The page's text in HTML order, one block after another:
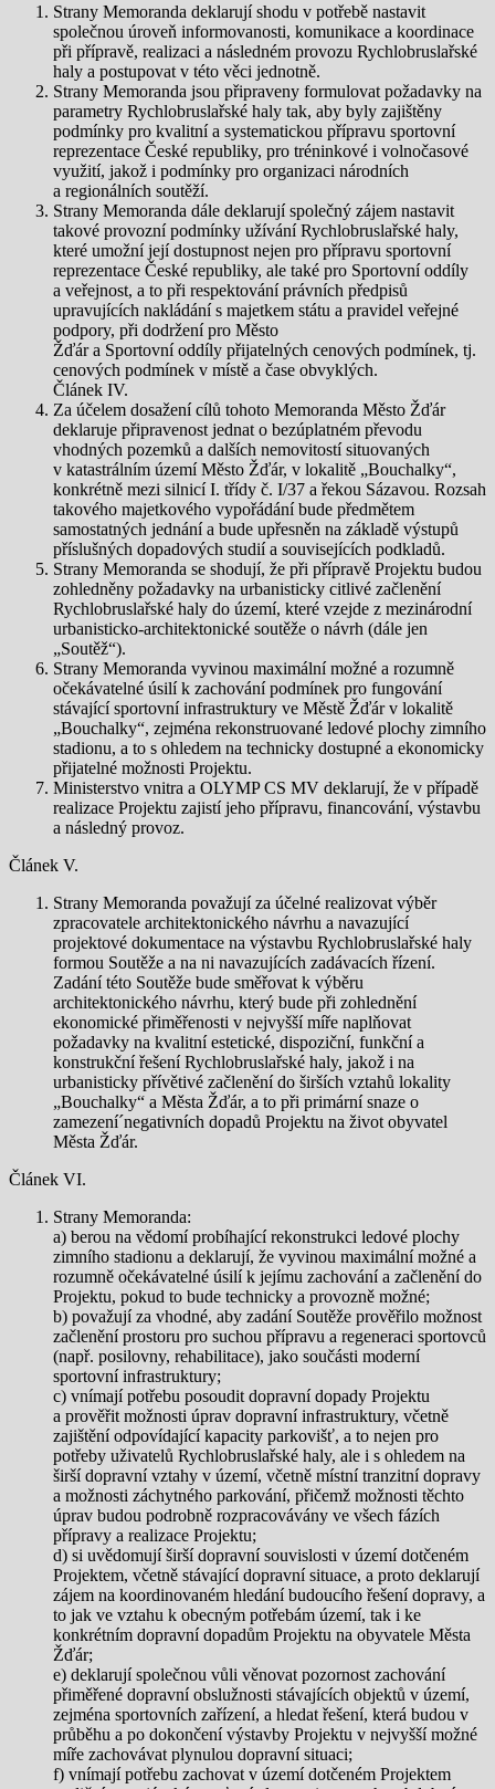
Strany Memoranda deklarují shodu v potřebě nastavit
společnou úroveň informovanosti, komunikace a koordinace
při přípravě, realizaci a následném provozu Rychlobruslařské
haly a postupovat v této věci jednotně.
Strany Memoranda jsou připraveny formulovat požadavky na
parametry Rychlobruslařské haly tak, aby byly zajištěny
podmínky pro kvalitní a systematickou přípravu sportovní
reprezentace České republiky, pro tréninkové i volnočasové
využití, jakož i podmínky pro organizaci národních
a regionálních soutěží.
Strany Memoranda dále deklarují společný zájem nastavit
takové provozní podmínky užívání Rychlobruslařské haly,
které umožní její dostupnost nejen pro přípravu sportovní
reprezentace České republiky, ale také pro Sportovní oddíly
a veřejnost, a to při respektování právních předpisů
upravujících nakládání s majetkem státu a pravidel veřejné
podpory, při dodržení pro Město
Žďár a Sportovní oddíly přijatelných cenových podmínek, tj.
cenových podmínek v místě a čase obvyklých.
Článek IV.
Za účelem dosažení cílů tohoto Memoranda Město Žďár
deklaruje připravenost jednat o bezúplatném převodu
vhodných pozemků a dalších nemovitostí situovaných
v katastrálním území Město Žďár, v lokalitě „Bouchalky“,
konkrétně mezi silnicí I. třídy č. I/37 a řekou Sázavou. Rozsah
takového majetkového vypořádání bude předmětem
samostatných jednání a bude upřesněn na základě výstupů
příslušných dopadových studií a souvisejících podkladů.
Strany Memoranda se shodují, že při přípravě Projektu budou
zohledněny požadavky na urbanisticky citlivé začlenění
Rychlobruslařské haly do území, které vzejde z mezinárodní
urbanisticko-architektonické soutěže o návrh (dále jen
„Soutěž“).
Strany Memoranda vyvinou maximální možné a rozumně
očekávatelné úsilí k zachování podmínek pro fungování
stávající sportovní infrastruktury ve Městě Žďár v lokalitě
„Bouchalky“, zejména rekonstruované ledové plochy zimního
stadionu, a to s ohledem na technicky dostupné a ekonomicky
přijatelné možnosti Projektu.
Ministerstvo vnitra a OLYMP CS MV deklarují, že v případě
realizace Projektu zajistí jeho přípravu, financování, výstavbu
a následný provoz.
Článek V.
Strany Memoranda považují za účelné realizovat výběr
zpracovatele architektonického návrhu a navazující
projektové dokumentace na výstavbu Rychlobruslařské haly
formou Soutěže a na ni navazujících zadávacích řízení.
Zadání této Soutěže bude směřovat k výběru
architektonického návrhu, který bude při zohlednění
ekonomické přiměřenosti v nejvyšší míře naplňovat
požadavky na kvalitní estetické, dispoziční, funkční a
konstrukční řešení Rychlobruslařské haly, jakož i na
urbanisticky přívětivé začlenění do širších vztahů lokality
„Bouchalky“ a Města Žďár, a to při primární snaze o
zamezení´negativních dopadů Projektu na život obyvatel
Města Žďár.
Článek VI.
Strany Memoranda:
a) berou na vědomí probíhající rekonstrukci ledové plochy
zimního stadionu a deklarují, že vyvinou maximální možné a
rozumně očekávatelné úsilí k jejímu zachování a začlenění do
Projektu, pokud to bude technicky a provozně možné;
b) považují za vhodné, aby zadání Soutěže prověřilo možnost
začlenění prostoru pro suchou přípravu a regeneraci sportovců
(např. posilovny, rehabilitace), jako součásti moderní
sportovní infrastruktury;
c) vnímají potřebu posoudit dopravní dopady Projektu
a prověřit možnosti úprav dopravní infrastruktury, včetně
zajištění odpovídající kapacity parkovišť, a to nejen pro
potřeby uživatelů Rychlobruslařské haly, ale i s ohledem na
širší dopravní vztahy v území, včetně místní tranzitní dopravy
a možnosti záchytného parkování, přičemž možnosti těchto
úprav budou podrobně rozpracovávány ve všech fázích
přípravy a realizace Projektu;
d) si uvědomují širší dopravní souvislosti v území dotčeném
Projektem, včetně stávající dopravní situace, a proto deklarují
zájem na koordinovaném hledání budoucího řešení dopravy, a
to jak ve vztahu k obecným potřebám území, tak i ke
konkrétním dopravní dopadům Projektu na obyvatele Města
Žďár;
e) deklarují společnou vůli věnovat pozornost zachování
přiměřené dopravní obslužnosti stávajících objektů v území,
zejména sportovních zařízení, a hledat řešení, která budou v
průběhu a po dokončení výstavby Projektu v nejvyšší možné
míře zachovávat plynulou dopravní situaci;
f) vnímají potřebu zachovat v území dotčeném Projektem